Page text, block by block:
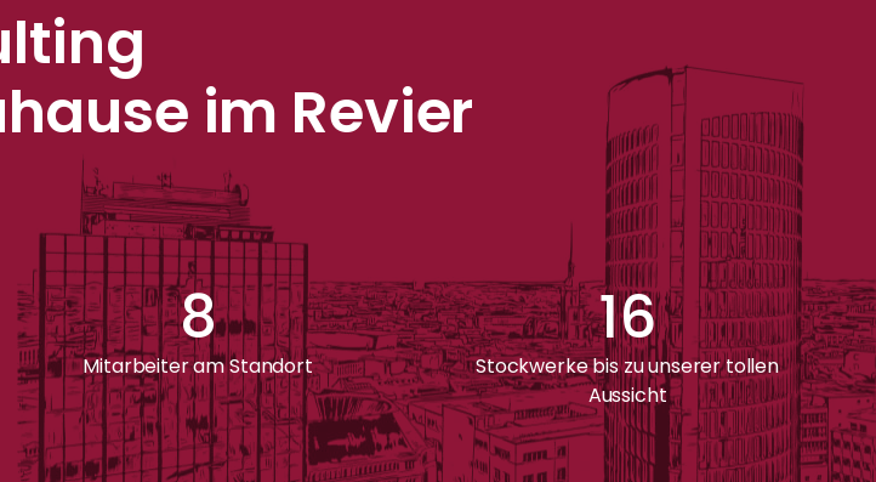
im Revier
8
Mitarbeiter am Standort
16
Stockwerke bis zu unserer tollen
Aussicht